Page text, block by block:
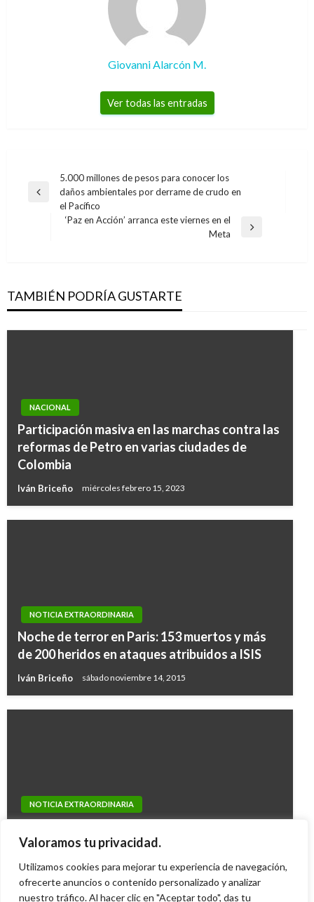
Valoramos tu privacidad.
Utilizamos cookies para mejorar tu experiencia de navegación,
ofrecerte anuncios o contenido personalizado y analizar
nuestro tráfico. Al hacer clic en "Aceptar todo", das tu
Giovanni Alarcón M.
Ver todas las entradas
Navegación
de
entradas
Entrada
5.000 millones de pesos para conocer los
daños ambientales por derrame de crudo en
el Pacífico
‘Paz en Acción’ arranca este viernes en el
Meta
TAMBIÉN PODRÍA GUSTARTE
NACIONAL
Participación masiva en las marchas contra las
reformas de Petro en varias ciudades de
Colombia
Iván Briceño miércoles febrero 15, 2023
NOTICIA EXTRAORDINARIA
Noche de terror en Paris: 153 muertos y más
de 200 heridos en ataques atribuidos a ISIS
Iván Briceño sábado noviembre 14, 2015
NOTICIA EXTRAORDINARIA
a la fuerza sus reformas
Ariel Cabrera miércoles marzo 1, 2023
NOTICIA EXTRAORDINARIA
Walmart eliminó prendas navideñas que
Manuel Reyes Beltran viernes diciembre 13, 2019